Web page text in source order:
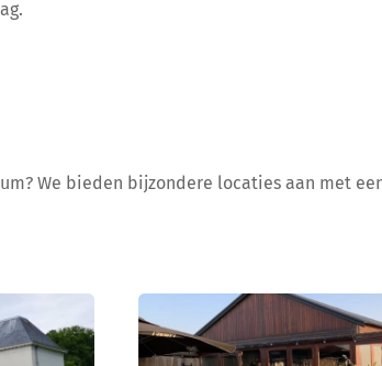
We bieden bijzondere locaties aan met